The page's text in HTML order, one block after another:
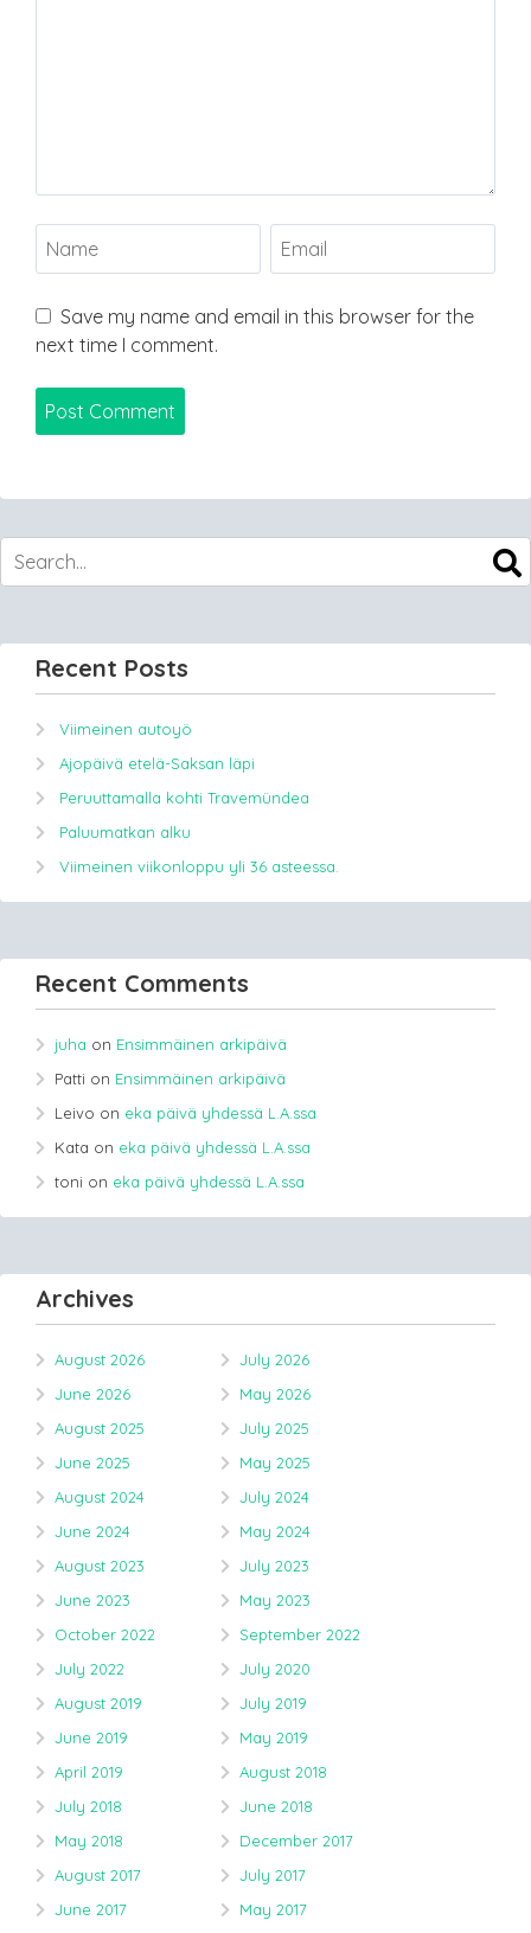
Save my name and email in this browser for the
next time I comment.
Recent Posts
Viimeinen autoyö
Ajopäivä etelä-Saksan läpi
Peruuttamalla kohti Travemündea
Paluumatkan alku
Viimeinen viikonloppu yli 36 asteessa.
Recent Comments
juha on Ensimmäinen arkipäivä
Patti on Ensimmäinen arkipäivä
Leivo on eka päivä yhdessä L.A.ssa
Kata on eka päivä yhdessä L.A.ssa
toni on eka päivä yhdessä L.A.ssa
Archives
August 2026
July 2026
June 2026
May 2026
August 2025
July 2025
June 2025
May 2025
August 2024
July 2024
June 2024
May 2024
August 2023
July 2023
June 2023
May 2023
October 2022
September 2022
July 2022
July 2020
August 2019
July 2019
June 2019
May 2019
April 2019
August 2018
July 2018
June 2018
May 2018
December 2017
August 2017
July 2017
June 2017
May 2017